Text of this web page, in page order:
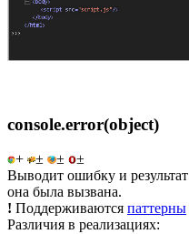
console.error(object)
+ ± ±
±
Выводит ошибку и результат
она была вызвана.
! Поддерживаются паттерны
Различия в реализациях: